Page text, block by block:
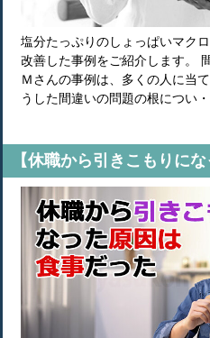
塩分たっぷりのしょっぱいマク
改善した事例をご紹介します。
Ｍさんの事例は、多くの人に当
うした間違いの問題の根につい
【休職から引きこもりに